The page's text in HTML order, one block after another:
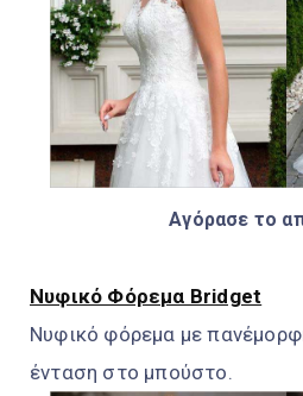
Αγόρασε το
Νυφικό Φόρεμα Bridget
Νυφικό φόρεμα με
ένταση στο μπούστο.